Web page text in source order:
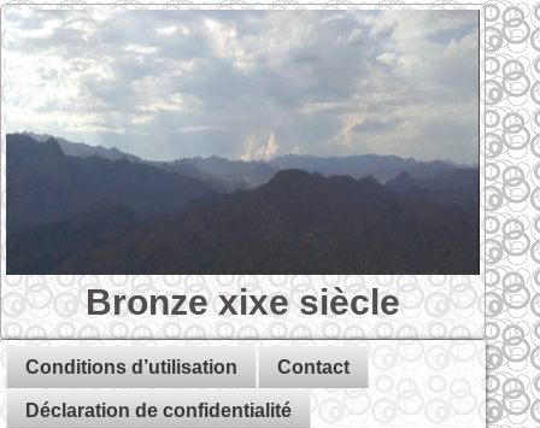
Bronze xixe siècle
Conditions d’utilisation Contact
Déclaration de confidentialité